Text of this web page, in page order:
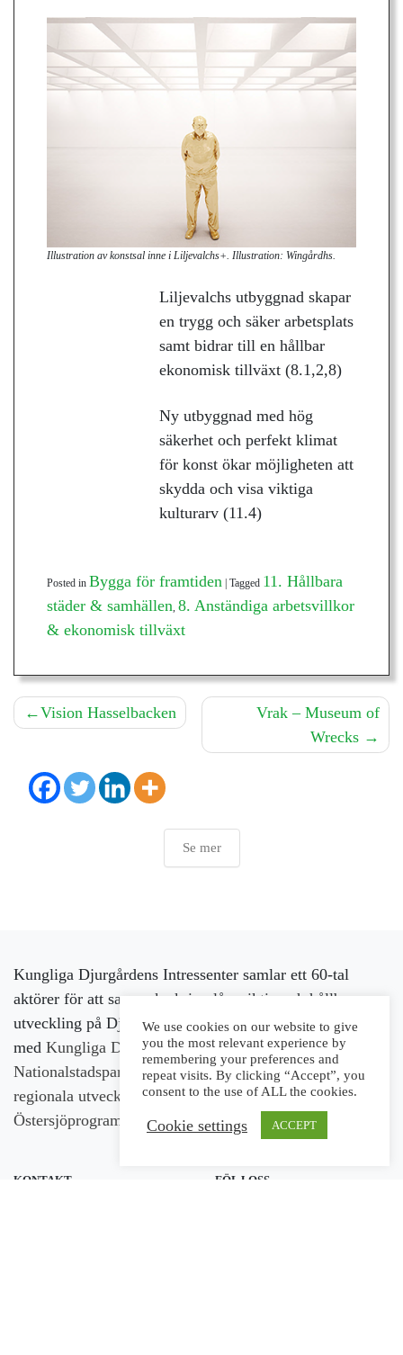
Illustration av konstsal inne i Liljevalchs+. Illustration: Wingårdhs.
Liljevalchs utbyggnad skapar
en trygg och säker arbetsplats
samt bidrar till en hållbar
ekonomisk tillväxt (8.1,2,8)
Ny utbyggnad med hög
säkerhet och perfekt klimat
för konst ökar möjligheten att
skydda och visa viktiga
kulturarv (11.4)
Posted in Bygga för framtiden Tagged 11. Hållbara
städer & samhällen, 8. Anständiga arbetsvillkor
& ekonomisk tillväxt
Inläggsnavigering
Vision Hasselbacken
Vrak – Museum of
Wrecks
Se mer
Kungliga Djurgårdens Intressenter samlar ett 60-tal
aktörer för att samverka kring långsiktig och hållbar
utveckling på Djurgården. Arbetet sker i nära samarbete
med Kungliga Djurgårdens förvaltning och med stöd av
Nationalstadsparkens utvecklingsfond, Europeiska
regionala utvecklingsfondenochInterregs
Östersjöprogram
KONTAKT FÖLJ OSS
We use cookies on our website to give
you the most relevant experience by
remembering your preferences and
repeat visits. By clicking “Accept”, you
consent to the use of ALL the cookies.
Cookie settings ACCEPT